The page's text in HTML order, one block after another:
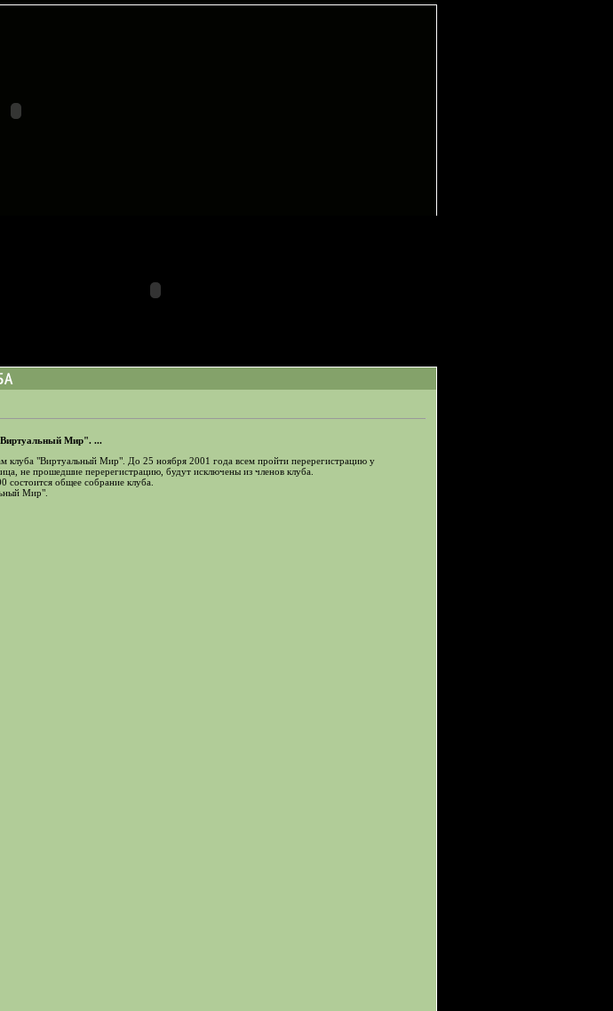
Мир". ...
клуба "Виртуальный Мир". До 25 ноября 2001 года всем пройти перерегистрацию у
не прошедшие перерегистрацию, будут исключены из членов клуба.
состоится общее собрание клуба.
Мир".